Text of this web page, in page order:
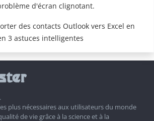
d'écran clignotant.
des contacts Outlook vers Excel en
3 astuces intelligentes
plus nécessaires aux utilisateurs du monde
de vie grâce à la science et à la